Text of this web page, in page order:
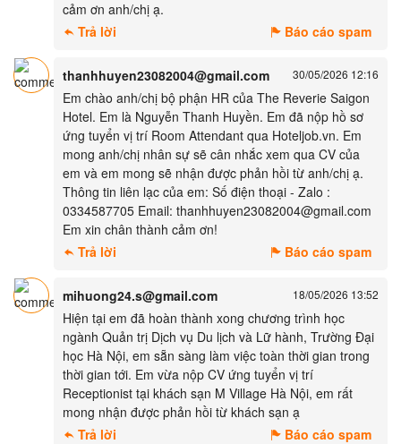
cảm ơn anh/chị ạ.
Trả lời
Báo cáo spam
thanhhuyen23082004@gmail.com 30/05/2026 12:16
Em chào anh/chị bộ phận HR của The Reverie Saigon
Hotel. Em là Nguyễn Thanh Huyền. Em đã nộp hồ sơ
ứng tuyển vị trí Room Attendant qua Hoteljob.vn. Em
mong anh/chị nhân sự sẽ cân nhắc xem qua CV của
em và em mong sẽ nhận được phản hồi từ anh/chị ạ.
Thông tin liên lạc của em: Số điện thoại - Zalo :
0334587705 Email: thanhhuyen23082004@gmail.com
Em xin chân thành cảm ơn!
Trả lời
Báo cáo spam
mihuong24.s@gmail.com 18/05/2026 13:52
Hiện tại em đã hoàn thành xong chương trình học
ngành Quản trị Dịch vụ Du lịch và Lữ hành, Trường Đại
học Hà Nội, em sẵn sàng làm việc toàn thời gian trong
thời gian tới. Em vừa nộp CV ứng tuyển vị trí
Receptionist tại khách sạn M Village Hà Nội, em rất
mong nhận được phản hồi từ khách sạn ạ
Trả lời
Báo cáo spam